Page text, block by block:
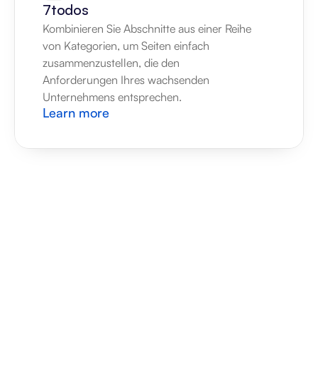
7todos
Kombinieren Sie Abschnitte aus einer Reihe
von Kategorien, um Seiten einfach
zusammenzustellen, die den
Anforderungen Ihres wachsenden
Unternehmens entsprechen.
Learn more